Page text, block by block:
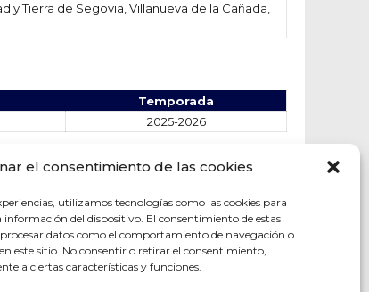
el consentimiento de las cookies
utilizamos tecnologías como las cookies para
información del dispositivo. El consentimiento de estas
datos como el comportamiento de navegación o
este sitio. No consentir o retirar el consentimiento,
a ciertas características y funciones.
y Tierra de Segovia, Villanueva de la Cañada,
Temporada
2025-2026